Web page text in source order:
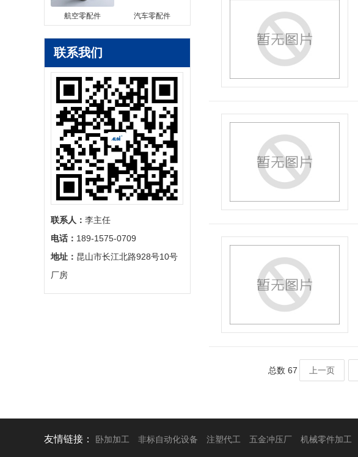
航空零配件 汽车零配件
联系我们
联系人： 李主任
电话： 189-1575-0709
地址： 昆山市长江北路928号10号
厂房
总数 67 上一页
友情链接： 卧加加工 非标自动化设备 注塑代工 五金冲压厂 机械零件加工